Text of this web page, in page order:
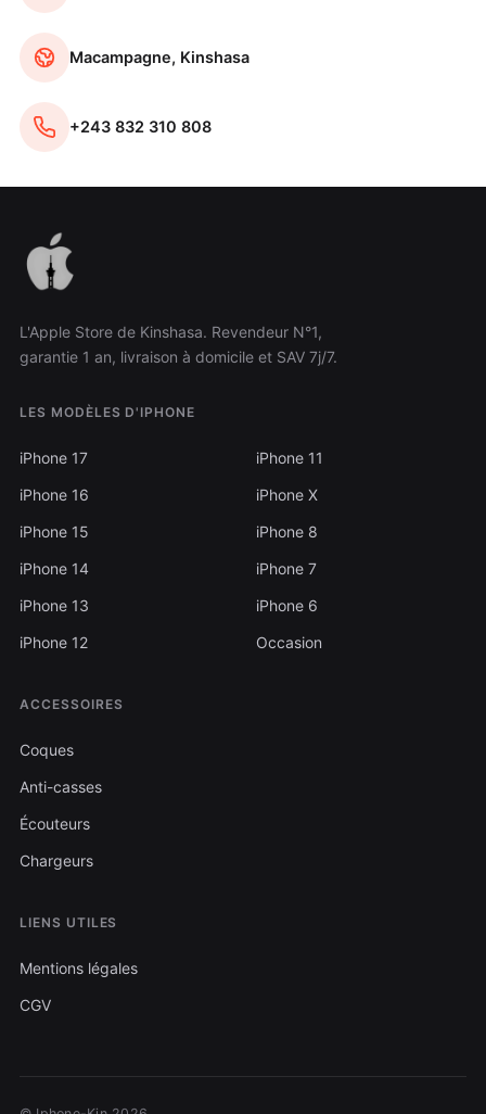
Macampagne, Kinshasa
+243 832 310 808
L'Apple Store de Kinshasa. Revendeur N°1,
garantie 1 an, livraison à domicile et SAV 7j/7.
LES MODÈLES D'IPHONE
iPhone 17
iPhone 16
iPhone 15
iPhone 14
iPhone 13
iPhone 12
iPhone 11
iPhone X
iPhone 8
iPhone 7
iPhone 6
Occasion
ACCESSOIRES
Coques
Anti-casses
Écouteurs
Chargeurs
LIENS UTILES
Mentions légales
CGV